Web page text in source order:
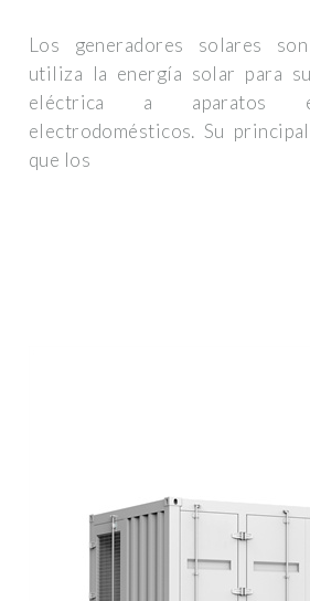
Los generadores solares
utiliza la energía solar para
eléctrica a aparatos
electrodomésticos. Su
que los